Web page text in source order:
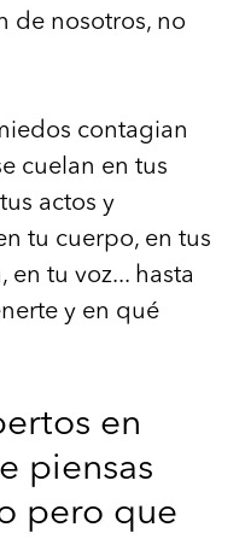
de nosotros, no
contagian
cuelan en tus
actos y
tu cuerpo, en tus
en tu voz... hasta
y en qué
en
piensas
pero que